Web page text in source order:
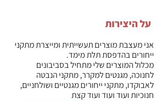
על היצירות
אני מעצבת מוצרים תעשייתית ומייצרת מתקני
ייחורים בהדפסת תלת מימד.
מכלול המוצרים שלי מתחיל בסביבונים
לחנוכה, מגנטים למקרר, מתקני הנבטה
לאבוקדו, מתקני ייחורים מגנטיים ושולחניים,
חנוכיות ועוד ועוד ועוד קצת